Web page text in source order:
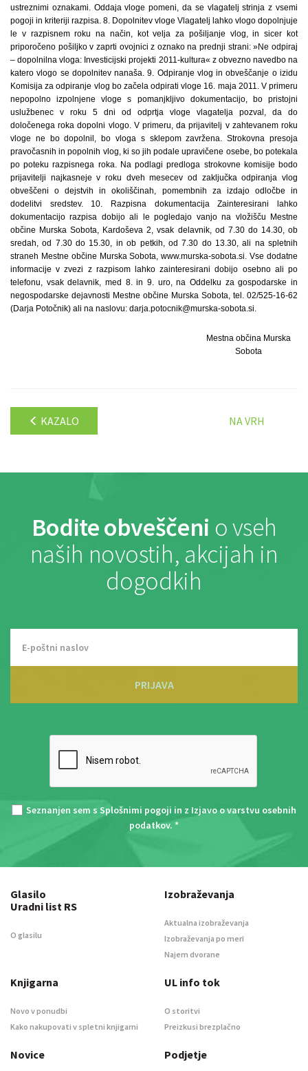
ustreznimi oznakami. Oddaja vloge pomeni, da se vlagatelj strinja z vsemi
pogoji in kriteriji razpisa. 8. Dopolnitev vloge Vlagatelj lahko vlogo dopolnjuje
le v razpisnem roku na način, kot velja za pošiljanje vlog, in sicer kot
priporočeno pošiljko v zaprti ovojnici z oznako na prednji strani: »Ne odpiraj
– dopolnilna vloga: Investicijski projekti 2011-kultura« z obvezno navedbo na
katero vlogo se dopolnitev nanaša. 9. Odpiranje vlog in obveščanje o izidu
Komisija za odpiranje vlog bo začela odpirati vloge 16. maja 2011. V primeru
nepopolno izpolnjene vloge s pomanjkljivo dokumentacijo, bo pristojni
uslužbenec v roku 5 dni od odprtja vloge vlagatelja pozval, da do
določenega roka dopolni vlogo. V primeru, da prijavitelj v zahtevanem roku
vloge ne bo dopolnil, bo vloga s sklepom zavržena. Strokovna presoja
pravočasnih in popolnih vlog, ki so jih podale upravičene osebe, bo potekala
po poteku razpisnega roka. Na podlagi predloga strokovne komisije bodo
prijavitelji najkasneje v roku dveh mesecev od zaključka odpiranja vlog
obveščeni o dejstvih in okoliščinah, pomembnih za izdajo odločbe in
dodelitvi sredstev. 10. Razpisna dokumentacija Zainteresirani lahko
dokumentacijo razpisa dobijo ali le pogledajo vanjo na vložišču Mestne
občine Murska Sobota, Kardoševa 2, vsak delavnik, od 7.30 do 14.30, ob
sredah, od 7.30 do 15.30, in ob petkih, od 7.30 do 13.30, ali na spletnih
straneh Mestne občine Murska Sobota, www.murska-sobota.si. Vse dodatne
informacije v zvezi z razpisom lahko zainteresirani dobijo osebno ali po
telefonu, vsak delavnik, med 8. in 9. uro, na Oddelku za gospodarske in
negospodarske dejavnosti Mestne občine Murska Sobota, tel. 02/525-16-62
(Darja Potočnik) ali na naslovu: darja.potocnik@murska-sobota.si.
Mestna občina Murska
Sobota
KAZALO NA VRH
Bodite obveščeni o vseh
naših novostih, akcijah in
dogodkih
PRIJAVA
Seznanjen sem s Splošnimi pogoji in z Izjavo o varstvu osebnih
podatkov. *
Glasilo
Uradni list RS
O glasilu
Izobraževanja
Aktualna izobraževanja
Izobraževanja po meri
Najem dvorane
Knjigarna
Novo v ponudbi
Kako nakupovati v spletni knjigarni
UL info tok
O storitvi
Preizkusi brezplačno
Novice Podjetje